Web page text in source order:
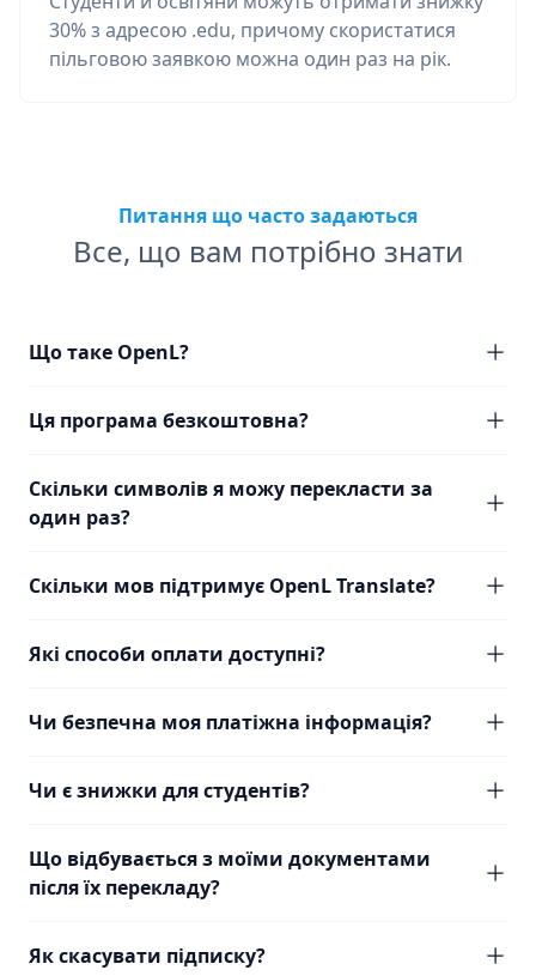
30% з адресою .edu, причому скористатися
пільговою заявкою можна один раз на рік.
Питання що часто задаються
Все, що вам потрібно знати
Що таке OpenL?
Ця програма безкоштовна?
Скільки символів я можу перекласти за
один раз?
Скільки мов підтримує OpenL Translate?
Які способи оплати доступні?
Чи безпечна моя платіжна інформація?
Чи є знижки для студентів?
Що відбувається з моїми документами
після їх перекладу?
Як скасувати підписку?